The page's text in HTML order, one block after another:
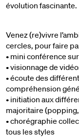
évolution fascinante.
Venez (re)vivre
cercles, pour faire
• mini conférence
• visionnage de
• écoute des
compréhension
• initiation aux
majoritaire
• chorégraphie
tous les styles